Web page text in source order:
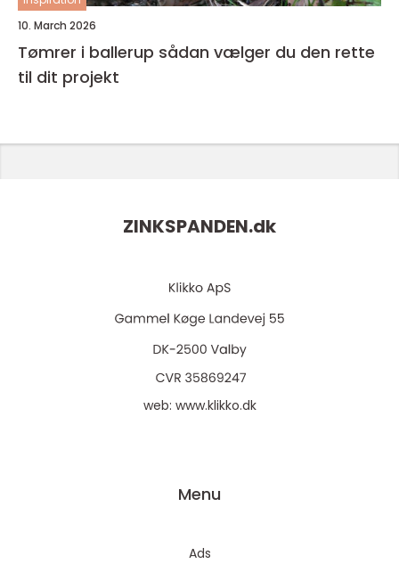
10. March 2026
Tømrer i ballerup sådan vælger du den rette
til dit projekt
ZINKSPANDEN.dk
web: www.klikko.dk
Menu
Ads